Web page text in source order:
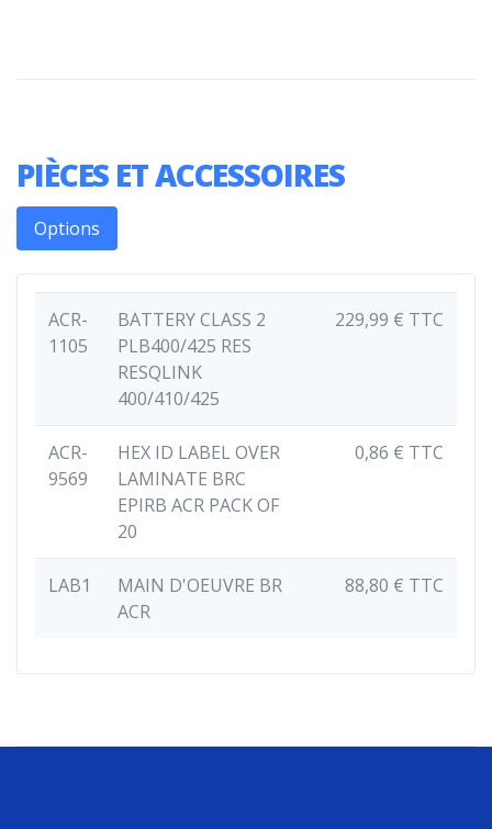
PIÈCES ET ACCESSOIRES
Options
ACR-
1105
BATTERY CLASS 2
PLB400/425 RES
RESQLINK
400/410/425
229,99 € TTC
ACR-
9569
HEX ID LABEL OVER
LAMINATE BRC
EPIRB ACR PACK OF
20
0,86 € TTC
LAB1
MAIN D'OEUVRE BR
ACR
88,80 € TTC